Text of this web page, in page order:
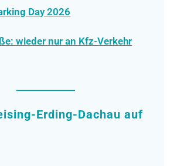
Day 2026
wieder nur an Kfz-Verkehr
Erding-Dachau auf